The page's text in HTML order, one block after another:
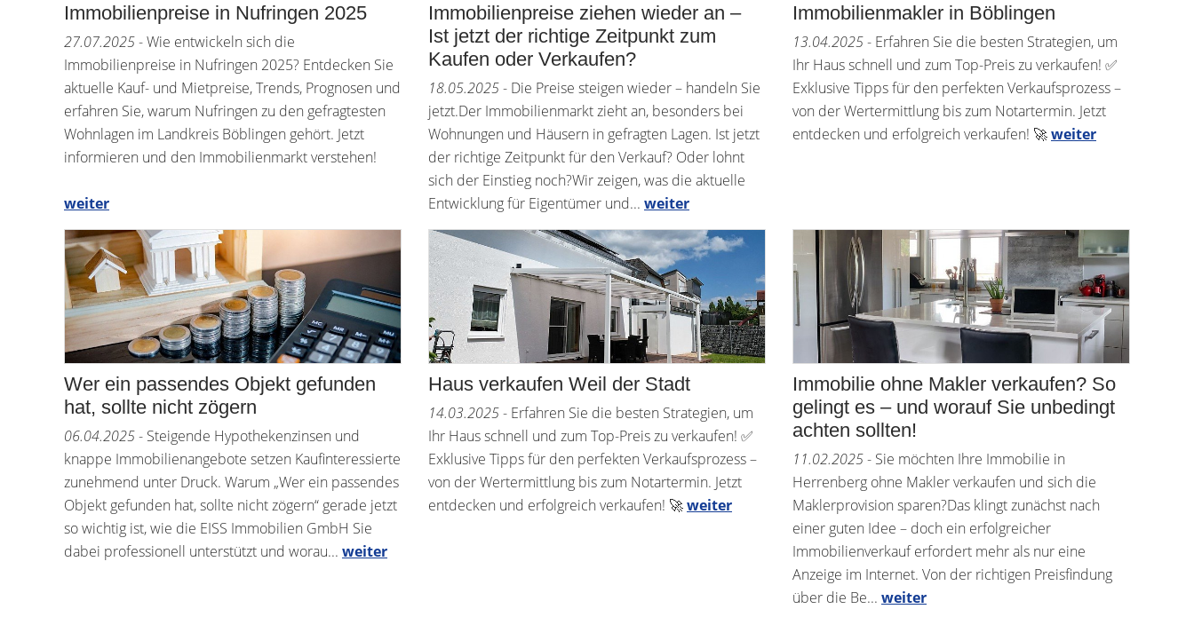
Immobilienpreise in Nufringen 2025
27.07.2025- Wie entwickeln sich die
Immobilienpreise in Nufringen 2025? Entdecken Sie
aktuelle Kauf- und Mietpreise, Trends, Prognosen und
erfahren Sie, warum Nufringen zu den gefragtesten
Wohnlagen im Landkreis Böblingen gehört. Jetzt
informieren und den Immobilienmarkt verstehen!
weiter
Immobilienpreise ziehen wieder an –
Ist jetzt der richtige Zeitpunkt zum
Kaufen oder Verkaufen?
18.05.2025- Die Preise steigen wieder – handeln Sie
jetzt.Der Immobilienmarkt zieht an, besonders bei
Wohnungen und Häusern in gefragten Lagen. Ist jetzt
der richtige Zeitpunkt für den Verkauf? Oder lohnt
sich der Einstieg noch?Wir zeigen, was die aktuelle
Entwicklung für Eigentümer und... weiter
Immobilienmakler in Böblingen
13.04.2025- Erfahren Sie die besten Strategien, um
Ihr Haus schnell und zum Top-Preis zu verkaufen! ✅
Exklusive Tipps für den perfekten Verkaufsprozess –
von der Wertermittlung bis zum Notartermin. Jetzt
entdecken und erfolgreich verkaufen! 🚀weiter
Wer ein passendes Objekt gefunden
hat, sollte nicht zögern
06.04.2025- Steigende Hypothekenzinsen und
knappe Immobilienangebote setzen Kaufinteressierte
zunehmend unter Druck. Warum „Wer ein passendes
Objekt gefunden hat, sollte nicht zögern“ gerade jetzt
so wichtig ist, wie die EISS Immobilien GmbH Sie
dabei professionell unterstützt und worau... weiter
Haus verkaufen Weil der Stadt
14.03.2025- Erfahren Sie die besten Strategien, um
Ihr Haus schnell und zum Top-Preis zu verkaufen! ✅
Exklusive Tipps für den perfekten Verkaufsprozess –
von der Wertermittlung bis zum Notartermin. Jetzt
entdecken und erfolgreich verkaufen! 🚀weiter
Immobilie ohne Makler verkaufen? So
gelingt es – und worauf Sie unbedingt
achten sollten!
11.02.2025- Sie möchten Ihre Immobilie in
Herrenberg ohne Makler verkaufen und sich die
Maklerprovision sparen?Das klingt zunächst nach
einer guten Idee – doch ein erfolgreicher
Immobilienverkauf erfordert mehr als nur eine
Anzeige im Internet. Von der richtigen Preisfindung
über die Be... weiter